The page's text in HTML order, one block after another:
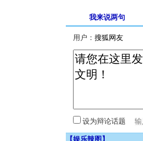
我来说两句
用户：
设为辩论话题
【娱乐辣图 】